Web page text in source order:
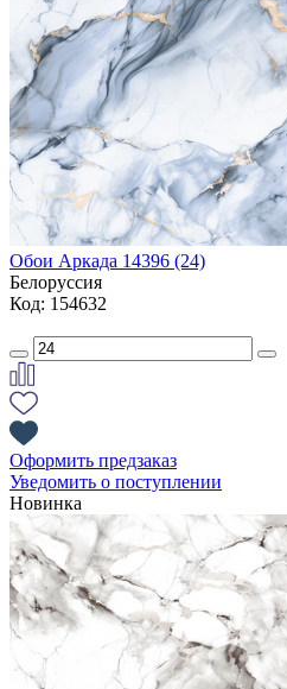
Обои Аркада 14396 (24)
Белоруссия
Код: 154632
Оформить предзаказ
Уведомить о поступлении
Новинка